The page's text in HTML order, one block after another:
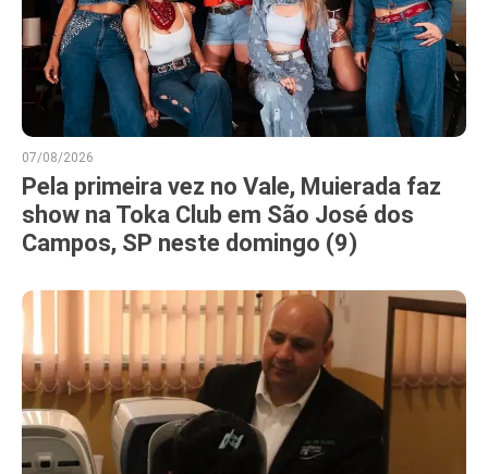
07/08/2026
Pela primeira vez no Vale, Muierada faz
show na Toka Club em São José dos
Campos, SP neste domingo (9)